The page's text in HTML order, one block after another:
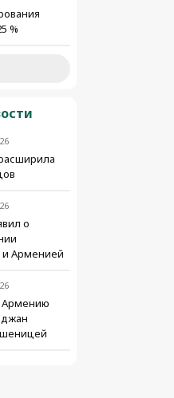
%
о
Арменией
Армению